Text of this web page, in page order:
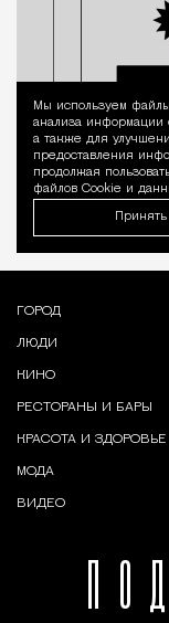
Мы используем
анализа информации
а также для
предоставления
продолжая
файлов Cookie и
Принять
ГОРОД
ЛЮДИ
КИНО
РЕСТОРАНЫ И БАРЫ
КРАСОТА И ЗДОРОВЬЕ
МОДА
ВИДЕО